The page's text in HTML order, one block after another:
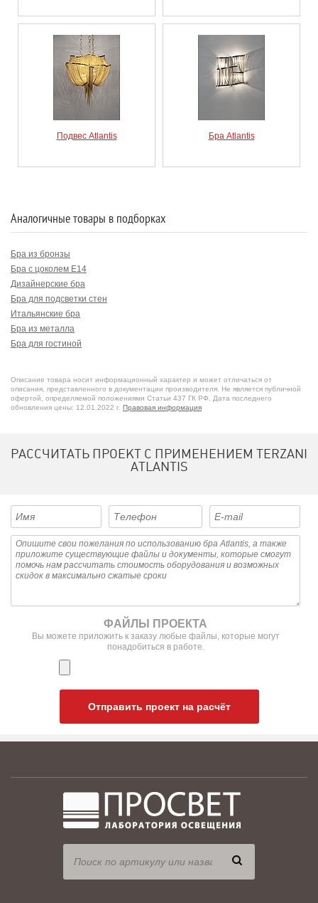
Подвес Atlantis Бра Atlantis
Аналогичные товары в подборках
Бра из бронзы
Бра с цоколем E14
Дизайнерские бра
Бра для подсветки стен
Итальянские бра
Бра из металла
Бра для гостиной
Золотые бра
Описание товара носит информационный характер и может отличаться от
описания, представленного в документации производителя. Не является публичной
офертой, определяемой положениями Статьи 437 ГК РФ. Дата последнего
обновления цены: 12.01.2022 г. Правовая информация
РАССЧИТАТЬ ПРОЕКТ С ПРИМЕНЕНИЕМ TERZANI
ATLANTIS
ФАЙЛЫ ПРОЕКТА
Вы можете приложить к заказу любые файлы, которые могут
понадобиться в работе.
Отправить проект на расчёт